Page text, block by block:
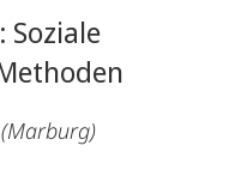
Soziale